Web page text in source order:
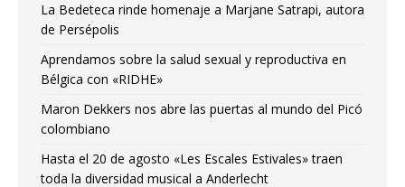
La Bedeteca rinde homenaje a Marjane Satrapi, autora
de Persépolis
Aprendamos sobre la salud sexual y reproductiva en
Bélgica con «RIDHE»
Maron Dekkers nos abre las puertas al mundo del Picó
colombiano
Hasta el 20 de agosto «Les Escales Estivales» traen
toda la diversidad musical a Anderlecht